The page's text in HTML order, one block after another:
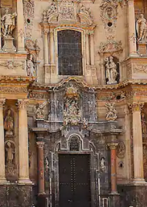
le bas pour les parcourir ou en